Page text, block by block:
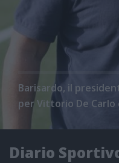
Barisardo, il
per Vittorio De Carlo
Diario